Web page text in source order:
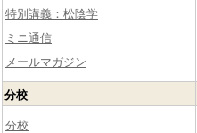
特別講義：松陰学
ミニ通信
メールマガジン
分校
分校